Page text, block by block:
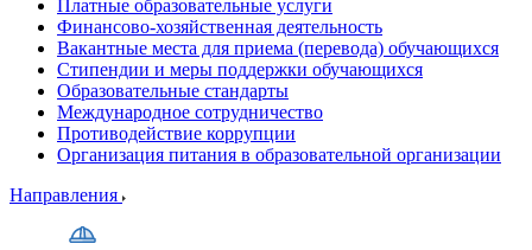
Платные образовательные услуги
Финансово-хозяйственная деятельность
Вакантные места для приема (перевода) обучающихся
Стипендии и меры поддержки обучающихся
Образовательные стандарты
Международное сотрудничество
Противодействие коррупции
Организация питания в образовательной организации
Направления